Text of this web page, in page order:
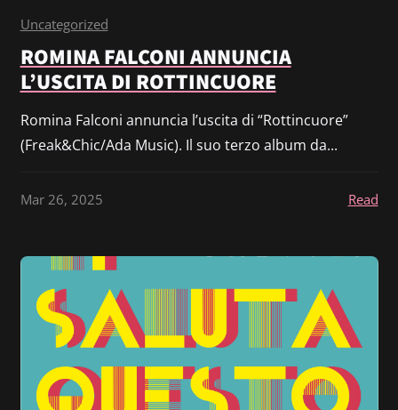
Uncategorized
ROMINA FALCONI ANNUNCIA
L’USCITA DI ROTTINCUORE
Romina Falconi annuncia l’uscita di “Rottincuore”
(Freak&Chic/Ada Music). Il suo terzo album da...
Mar 26, 2025 Read